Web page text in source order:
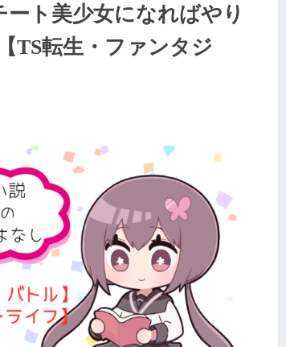
ート美少女になればやり
TS転生・ファンタジ